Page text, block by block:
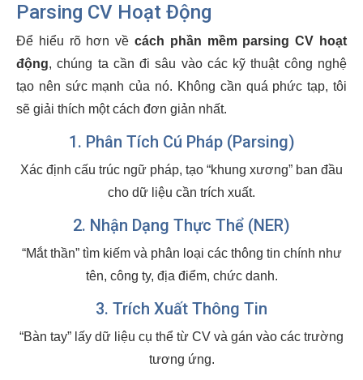
Parsing CV Hoạt Động
Để hiểu rõ hơn về cách phần mềm parsing CV hoạt
động, chúng ta cần đi sâu vào các kỹ thuật công nghệ
tạo nên sức mạnh của nó. Không cần quá phức tạp, tôi
sẽ giải thích một cách đơn giản nhất.
1. Phân Tích Cú Pháp (Parsing)
Xác định cấu trúc ngữ pháp, tạo “khung xương” ban đầu
cho dữ liệu cần trích xuất.
2. Nhận Dạng Thực Thể (NER)
“Mắt thần” tìm kiếm và phân loại các thông tin chính như
tên, công ty, địa điểm, chức danh.
3. Trích Xuất Thông Tin
“Bàn tay” lấy dữ liệu cụ thể từ CV và gán vào các trường
tương ứng.